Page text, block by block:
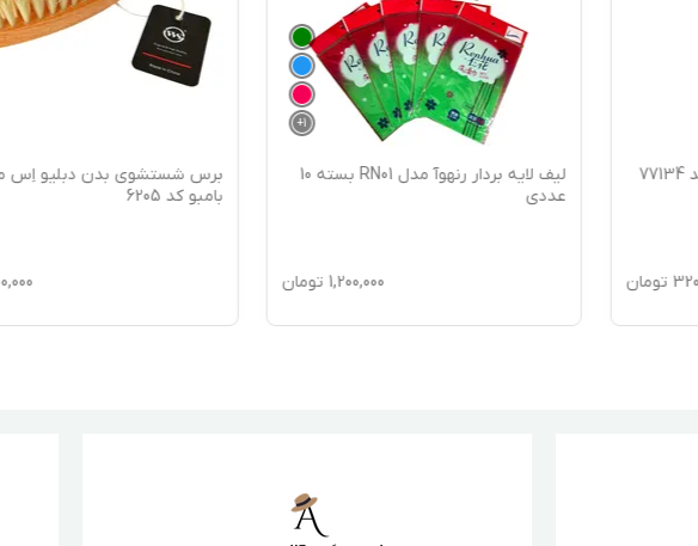
1
+
لیف لایه بردار رنهوآ مدل RN01 بسته 10
تومان
برس شستشوی بدن دبلیو اِس مدل
تومان